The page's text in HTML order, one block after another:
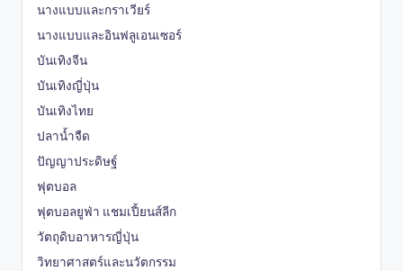
นางแบบและกราเวียร์
นางแบบและอินฟลูเอนเซอร์
บันเทิงจีน
บันเทิงญี่ปุ่น
บันเทิงไทย
ปลาน้ำจืด
ปัญญาประดิษฐ์
ฟุตบอล
ฟุตบอลยูฟ่า แชมเปี้ยนส์ลีก
วัตถุดิบอาหารญี่ปุ่น
วิทยาศาสตร์และนวัตกรรม